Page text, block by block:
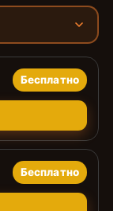
Бесплатно
Бесплатно